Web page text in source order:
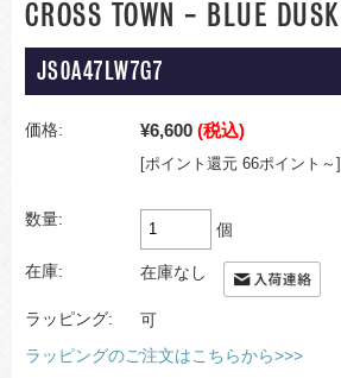
CROSS TOWN - BLUE DUSK
JS0A47LW7G7
価格: ¥6,600 (税込)
[ポイント還元 66ポイント～]
数量:
個
在庫: 在庫なし
ラッピング: 可
ラッピングのご注文はこちらから>>>